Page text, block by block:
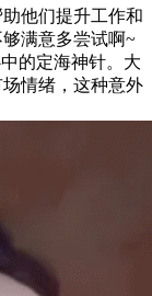
他们提升工作和
满意多尝试啊~
的定海神针。大
情绪，这种意外